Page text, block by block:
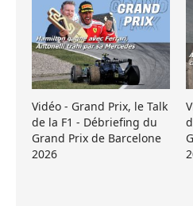
Vidéo - Grand Prix, le Talk
de la F1 - Débriefing du
Grand Prix de Barcelone
2026